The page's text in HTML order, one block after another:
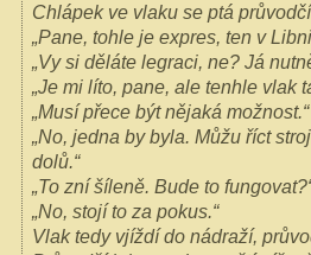
Chlápek ve vlaku se ptá
„Pane, tohle je expres, ten v
„Vy si děláte legraci, ne? Já
„Je mi líto, pane, ale tenhle vlak
„Musí přece být nějaká možnost.“
„No, jedna by byla. Můžu říct
dolů.“
„To zní šíleně. Bude to
„No, stojí to za pokus.“
Vlak tedy vjíždí do nádraží,